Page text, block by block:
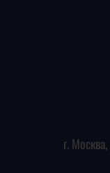
г.